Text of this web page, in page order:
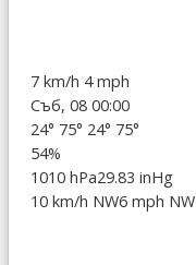
7 km/h 4 mph
Съб, 08 00:00
24° 75° 24° 75°
54%
1010 hPa29.83 inHg
10 km/h NW6 mph NW